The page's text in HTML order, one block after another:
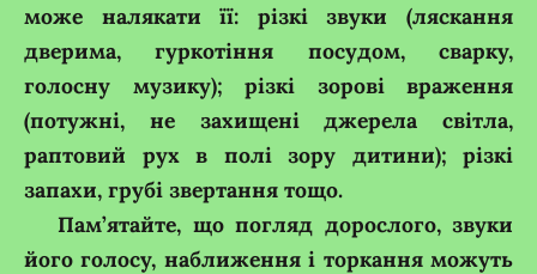
може налякати її: різкі звуки (ляскання
дверима, гуркотіння посудом, сварку,
голосну музику); різкі зорові враження
(потужні, не захищені джерела світла,
раптовий рух в полі зору дитини); різкі
запахи, грубі звертання тощо.
Пам’ятайте, що погляд дорослого, звуки
його голосу, наближення і торкання можуть